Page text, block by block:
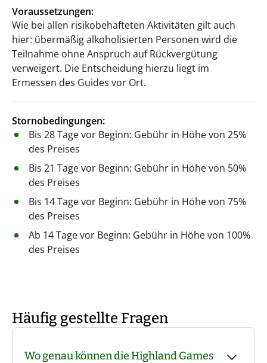
Voraussetzungen:
Wie bei allen risikobehafteten Aktivitäten gilt auch
hier: übermäßig alkoholisierten Personen wird die
Teilnahme ohne Anspruch auf Rückvergütung
verweigert. Die Entscheidung hierzu liegt im
Ermessen des Guides vor Ort.
Stornobedingungen:
Bis 28 Tage vor Beginn: Gebühr in Höhe von 25%
des Preises
Bis 21 Tage vor Beginn: Gebühr in Höhe von 50%
des Preises
Bis 14 Tage vor Beginn: Gebühr in Höhe von 75%
des Preises
Ab 14 Tage vor Beginn: Gebühr in Höhe von 100%
des Preises
Häufig gestellte Fragen
Wo genau können die Highland Games